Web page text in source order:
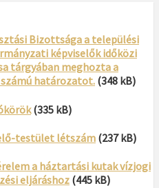
Bizottsága a települési
képviselők időközi
tárgyában meghozta a
számú határozatot. (348 kB)
(335 kB)
testület létszám (237 kB)
a háztartási kutak vízjogi
eljáráshoz (445 kB)